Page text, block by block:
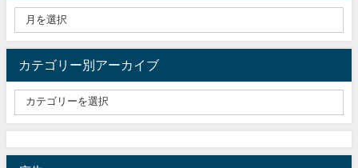
カテゴリー別アーカイブ